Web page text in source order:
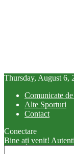
Thursday, August 6,
Comunicate de
Alte Sporturi
Contact
Conectare
Bine ați venit!